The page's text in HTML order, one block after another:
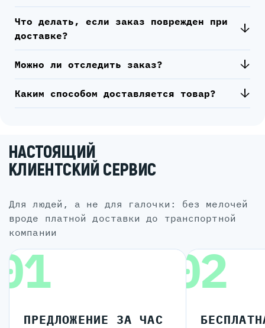
Что делать, если заказ поврежден при
доставке?
Можно ли отследить заказ?
Каким способом доставляется товар?
НАСТОЯЩИЙ
КЛИЕНТСКИЙ СЕРВИС
для людей, а не для галочки: без мелочей
вроде платной доставки до транспортной
компании
ПРЕДЛОЖЕНИЕ ЗА ЧАС
02